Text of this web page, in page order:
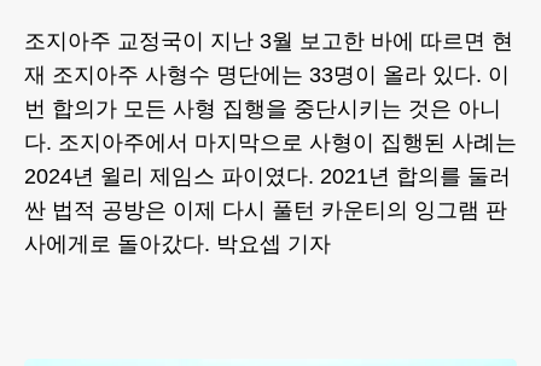
조지아주 교정국이 지난 3월 보고한 바에 따르면 현
재 조지아주 사형수 명단에는 33명이 올라 있다. 이
번 합의가 모든 사형 집행을 중단시키는 것은 아니
다. 조지아주에서 마지막으로 사형이 집행된 사례는
2024년 윌리 제임스 파이였다. 2021년 합의를 둘러
싼 법적 공방은 이제 다시 풀턴 카운티의 잉그램 판
사에게로 돌아갔다. 박요셉 기자